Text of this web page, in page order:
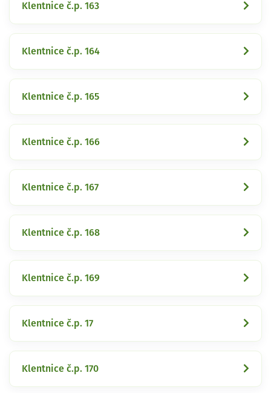
Klentnice č.p. 163
Klentnice č.p. 164
Klentnice č.p. 165
Klentnice č.p. 166
Klentnice č.p. 167
Klentnice č.p. 168
Klentnice č.p. 169
Klentnice č.p. 17
Klentnice č.p. 170